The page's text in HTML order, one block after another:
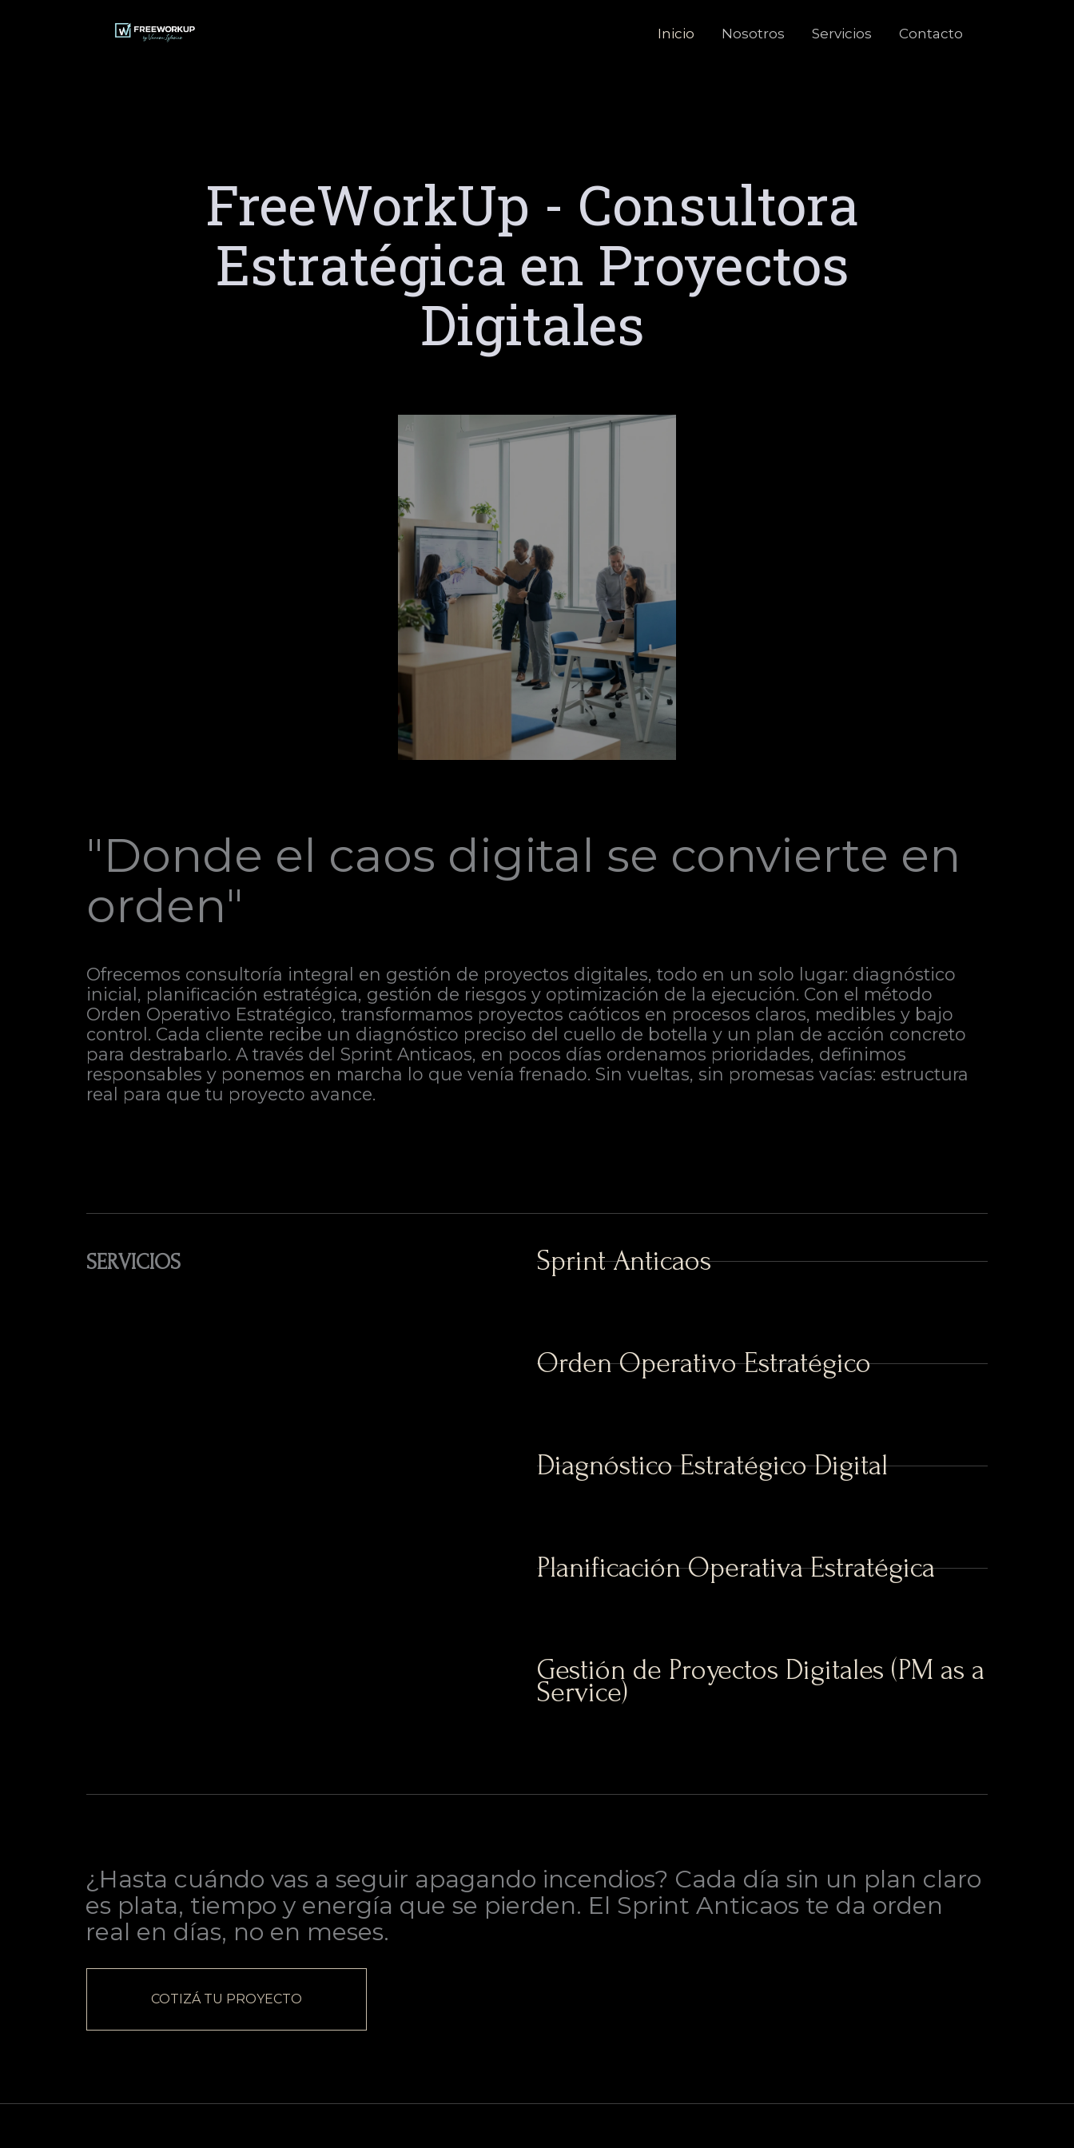
Inicio Nosotros Servicios Contacto
FreeWorkUp - Consultora
Estratégica en Proyectos
Digitales
"Donde el caos digital se convierte en
orden"
Ofrecemos consultoría integral en gestión de proyectos digitales, todo en un solo lugar: diagnóstico
inicial, planificación estratégica, gestión de riesgos y optimización de la ejecución. Con el método
Orden Operativo Estratégico, transformamos proyectos caóticos en procesos claros, medibles y bajo
control. Cada cliente recibe un diagnóstico preciso del cuello de botella y un plan de acción concreto
para destrabarlo. A través del Sprint Anticaos, en pocos días ordenamos prioridades, definimos
responsables y ponemos en marcha lo que venía frenado. Sin vueltas, sin promesas vacías: estructura
real para que tu proyecto avance.
SERVICIOS Sprint Anticaos
Orden Operativo Estratégico
Diagnóstico Estratégico Digital
Planificación Operativa Estratégica
Gestión de Proyectos Digitales (PM as a
Service)
¿Hasta cuándo vas a seguir apagando incendios? Cada día sin un plan claro
es plata, tiempo y energía que se pierden. El Sprint Anticaos te da orden
real en días, no en meses.
COTIZÁ TU PROYECTO